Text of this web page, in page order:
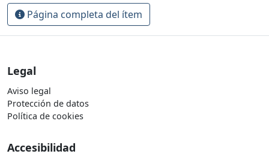
Página completa del ítem
Legal
Aviso legal
Protección de datos
Política de cookies
Accesibilidad